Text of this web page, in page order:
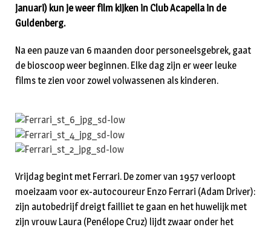
januari) kun je weer film kijken in Club Acapella in de
Guldenberg.
Na een pauze van 6 maanden door personeelsgebrek, gaat
de bioscoop weer beginnen. Elke dag zijn er weer leuke
films te zien voor zowel volwassenen als kinderen.
Vrijdag begint met Ferrari. De zomer van 1957 verloopt
moeizaam voor ex-autocoureur Enzo Ferrari (Adam Driver):
zijn autobedrijf dreigt failliet te gaan en het huwelijk met
zijn vrouw Laura (Penélope Cruz) lijdt zwaar onder het